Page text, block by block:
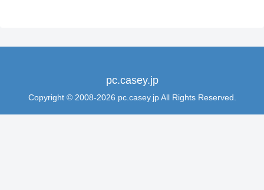
pc.casey.jp
Copyright © 2008-2026 pc.casey.jp All Rights Reserved.